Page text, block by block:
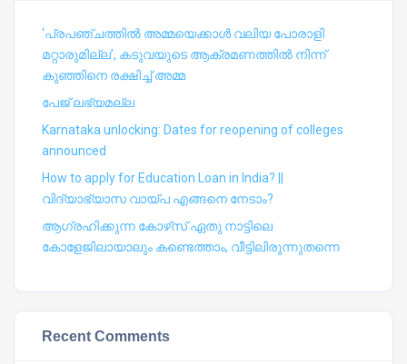
‘പ്രപഞ്ചത്തില്‍ അമ്മയെക്കാള്‍ വലിയ പോരാളി
മറ്റാരുമില്ല’, കടുവയുടെ ആക്രമണത്തില്‍ നിന്ന്
കുഞ്ഞിനെ രക്ഷിച്ച് അമ്മ
പേജ് ലഭ്യമല്ല
Karnataka unlocking: Dates for reopening of colleges
announced
How to apply for Education Loan in India? ||
വിദ്യാഭ്യാസ വായ്പ എങ്ങനെ നേടാം?
ആഗ്രഹിക്കുന്ന കോഴ്‍സ് ഏതു നാട്ടിലെ
കോളേജിലായാലും കണ്ടെത്താം, വീട്ടിലിരുന്നുതന്നെ
Recent Comments